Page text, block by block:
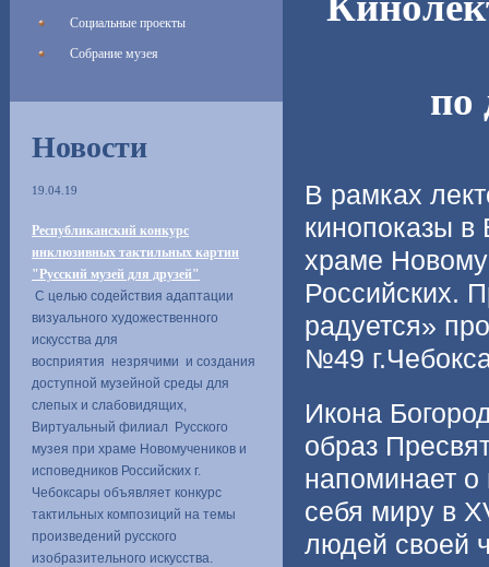
Социальные проекты
Собрание музея
Новости
19.04.19
Республиканский конкурс
инклюзивных тактильных картин
"Русский музей для друзей"
С целью содействия адаптации
визуального художественного
искусства для
восприятия незрячими и создания
доступной музейной среды для
слепых и слабовидящих,
Виртуальный филиал Русского
музея при храме Новомучеников и
исповедников Российских г.
Чебоксары объявляет конкурс
тактильных композиций на темы
произведений русского
изобразительного искусства.
по
В рамках
кинопоказы в
храме
Российских.
радуется»
№49
Икона
образ
напоминает
себя миру в
людей своей